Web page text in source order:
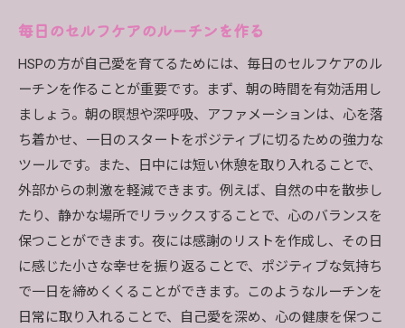
毎日のセルフケアのルーチンを作る
HSPの方が自己愛を育てるためには、毎日のセルフケアのル
ーチンを作ることが重要です。まず、朝の時間を有効活用し
ましょう。朝の瞑想や深呼吸、アファメーションは、心を落
ち着かせ、一日のスタートをポジティブに切るための強力な
ツールです。また、日中には短い休憩を取り入れることで、
外部からの刺激を軽減できます。例えば、自然の中を散歩し
たり、静かな場所でリラックスすることで、心のバランスを
保つことができます。夜には感謝のリストを作成し、その日
に感じた小さな幸せを振り返ることで、ポジティブな気持ち
で一日を締めくくることができます。このようなルーチンを
日常に取り入れることで、自己愛を深め、心の健康を保つこ